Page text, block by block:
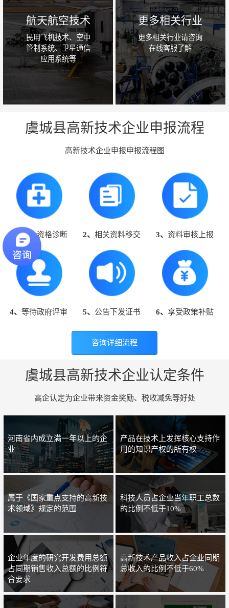
航天航空技术
民用飞机技术、空中
管制系统、卫星通信
应用系统等
更多相关行业
更多相关行业请咨询
在线客服了解
虞城县高新技术企业申报流程
高新技术企业申报申报流程图
1、高企资格诊断 2、 相关资料移交 3、 资料审核上报
4、等待政府评审 5、 公告下发证书 6、 享受政策补贴
咨询详细流程
虞城县高新技术企业认定条件
高企认定为企业带来资金奖励、税收减免等好处
河南省内成立满一年以上的企
业
产品在技术上发挥核心支持作
用的知识产权的所有权
属于《国家重点支持的高新技
术领域》规定的范围
科技人员占企业当年职工总数
的比例不低于10%
企业年度的研究开发费用总额
占同期销售收入总额的比例符
合要求
高新技术产品收入占企业同期
总收入的比例不低于60%